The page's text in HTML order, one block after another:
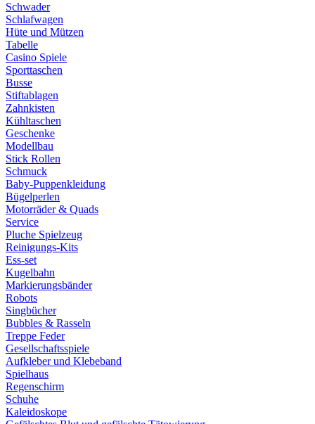
Schwader
Schlafwagen
Hüte und Mützen
Tabelle
Casino Spiele
Sporttaschen
Busse
Stiftablagen
Zahnkisten
Kühltaschen
Geschenke
Modellbau
Stick Rollen
Schmuck
Baby-Puppenkleidung
Bügelperlen
Motorräder & Quads
Service
Pluche Spielzeug
Reinigungs-Kits
Ess-set
Kugelbahn
Markierungsbänder
Robots
Singbücher
Bubbles & Rasseln
Treppe Feder
Gesellschaftsspiele
Aufkleber und Klebeband
Spielhaus
Regenschirm
Schuhe
Kaleidoskope